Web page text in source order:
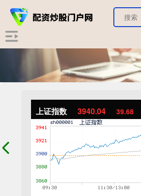
上证指数 3940.04 39.68